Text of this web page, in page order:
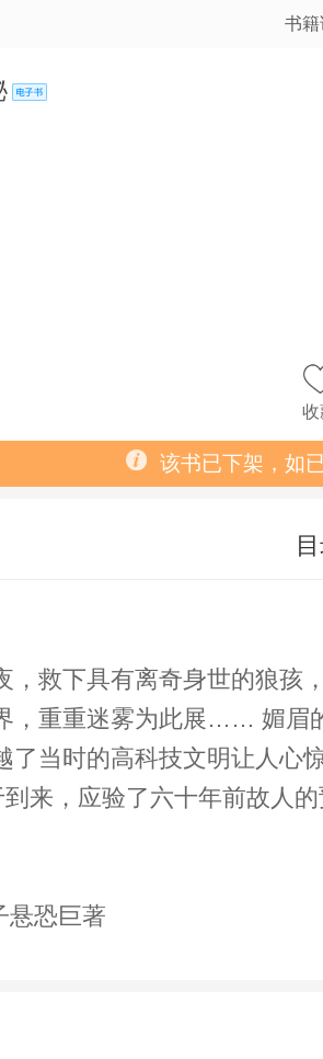
书
收
该书已下架，如
救下具有离奇身世的狼
那么简单，古枫影掉充满玄机的神秘古墓，被世
当时的高科技文明让人心
来，应验了六十年前故人
叫绝 作家鬼子悬恐巨著